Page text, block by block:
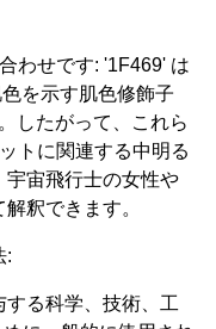
わせです: '1F469' は
を示す肌色修飾子
したがって、これら
トに関連する中明る
宇宙飛行士の女性や
釈できます。
:
する科学、技術、工